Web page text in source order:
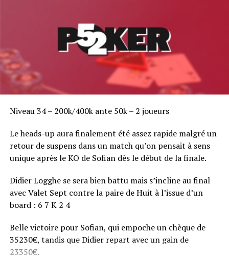
Sam, tu le mérites. J’ai vu la façon dont tu as manqué de
respect à Hellmuth durant le One Drop. Tu étais tellement arrogant.
Sam Trickett :
Manque de respect ? Je ne vois pas quoi de quoi tu
parles. Je suis sûr que Phil non plus.
RELATED TOPICS:
Le JT du Poker – Revoir l'émission 2
Journal des WSOP : Une goutte d'eau (4 juillet)
Niveau 34 – 200k/400k ante 50k – 2 joueurs
Le heads-up aura finalement été assez rapide malgré un
retour de suspens dans un match qu’on pensait à sens
unique après le KO de Sofian dès le début de la finale.
Didier Logghe se sera bien battu mais s’incline au final
avec Valet Sept contre la paire de Huit à l’issue d’un
board : 6 7 K 2 4
Belle victoire pour Sofian, qui empoche un chèque de
35230€, tandis que Didier repart avec un gain de
23350€.